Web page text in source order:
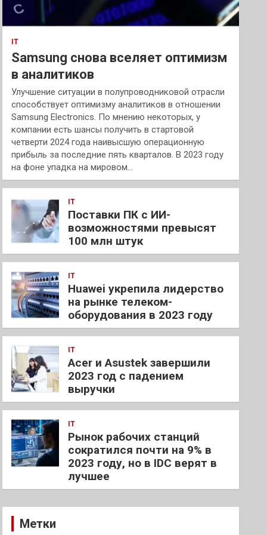
IT
Samsung снова вселяет оптимизм
в аналитиков
Улучшение ситуации в полупроводниковой отрасли
способствует оптимизму аналитиков в отношении
Samsung Electronics. По мнению некоторых, у
компании есть шансы получить в стартовой
четверти 2024 года наивысшую операционную
прибыль за последние пять кварталов. В 2023 году
на фоне упадка на мировом…
IT
Поставки ПК с ИИ-
возможностями превысят
100 млн штук
IT
Huawei укрепила лидерство
на рынке телеком-
оборудования в 2023 году
IT
Acer и Asustek завершили
2023 год с падением
выручки
IT
Рынок рабочих станций
сократился почти на 9% в
2023 году, но в IDC верят в
лучшее
Метки